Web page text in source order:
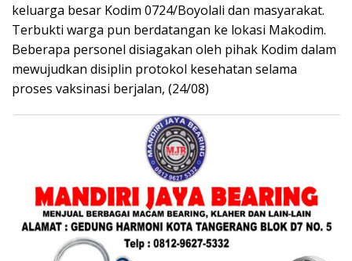
keluarga besar Kodim 0724/Boyolali dan masyarakat.
Terbukti warga pun berdatangan ke lokasi Makodim.
Beberapa personel disiagakan oleh pihak Kodim dalam
mewujudkan disiplin protokol kesehatan selama
proses vaksinasi berjalan, (24/08)